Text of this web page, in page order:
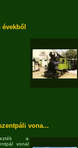
évekből
vona...
a
vonal